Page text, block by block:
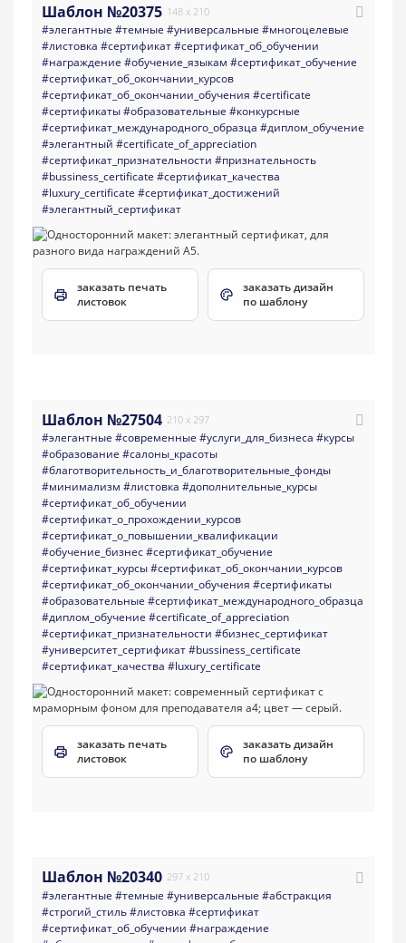
Шаблон №20375 148 x 210
#элегантные #темные #универсальные #многоцелевые
#листовка #сертификат#сертификат_об_обучении
#награждение #обучение_языкам #сертификат_обучение
#сертификат_об_окончании_курсов
#сертификат_об_окончании_обучения #certificate
#сертификаты#образовательные #конкурсные
#сертификат_международного_образца #диплом_обучение
#элегантный #certificate_of_appreciation
#сертификат_признательности #признательность
#bussiness_certificate #сертификат_качества
#luxury_certificate #сертификат_достижений
#элегантный_сертификат
заказать печать
листовок
заказать дизайн
по шаблону
Шаблон №27504 210 x 297
#элегантные #современные #услуги_для_бизнеса #курсы
#образование #салоны_красоты
#благотворительность_и_благотворительные_фонды
#минимализм #листовка #дополнительные_курсы
#сертификат_об_обучении
#сертификат_о_прохождении_курсов
#сертификат_о_повышении_квалификации
#обучение_бизнес#сертификат_обучение
#сертификат_курсы#сертификат_об_окончании_курсов
#сертификат_об_окончании_обучения #сертификаты
#образовательные #сертификат_международного_образца
#диплом_обучение #certificate_of_appreciation
#сертификат_признательности #бизнес_сертификат
#университет_сертификат#bussiness_certificate
#сертификат_качества #luxury_certificate
заказать печать
листовок
заказать дизайн
по шаблону
Шаблон №20340 297 x 210
#элегантные #темные #универсальные #абстракция
#строгий_стиль#листовка #сертификат
#сертификат_об_обучении #награждение